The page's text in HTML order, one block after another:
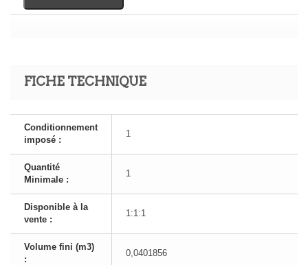
FICHE TECHNIQUE
Conditionnement
imposé :
1
Quantité
Minimale :
1
Disponible à la
vente :
1:1:1
Volume fini (m3)
:
0,0401856